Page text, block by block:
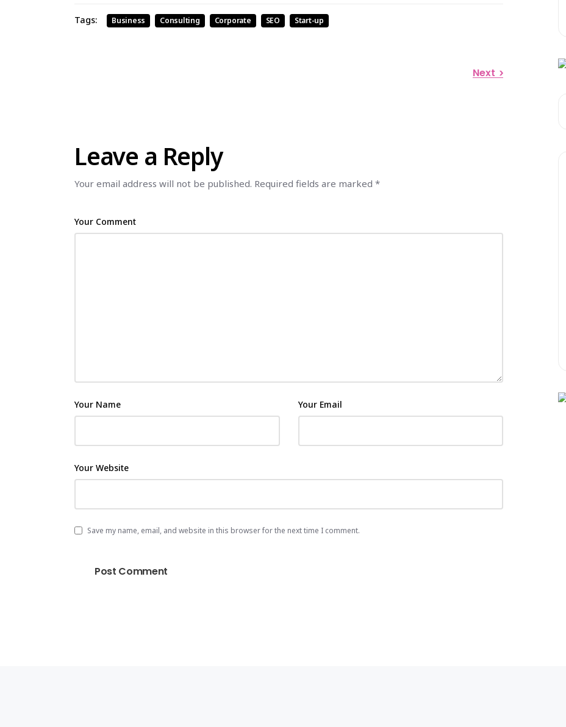
Tags: Business Consulting Corporate SEO Start-up
Next
Leave a Reply
Your email address will not be published. Required fields are marked *
Your Comment
Your Name Your Email
Your Website
Save my name, email, and website in this browser for the next time I comment.
Post Comment